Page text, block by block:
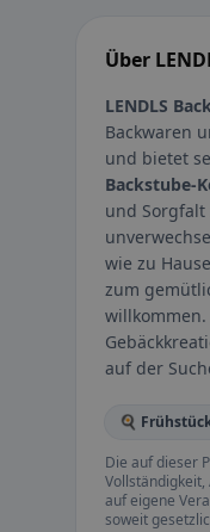
Über
LENDLS
Backwaren
und bietet
Backstube-
und
wie zu
zum
auf der
🍳
Die auf dieser
auf eigene
soweit